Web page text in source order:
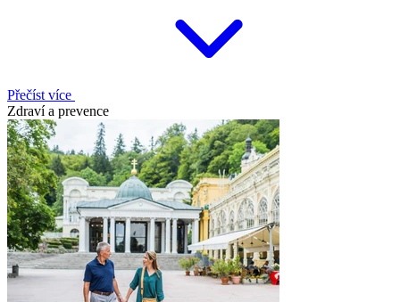
Přečíst více
Zdraví a prevence